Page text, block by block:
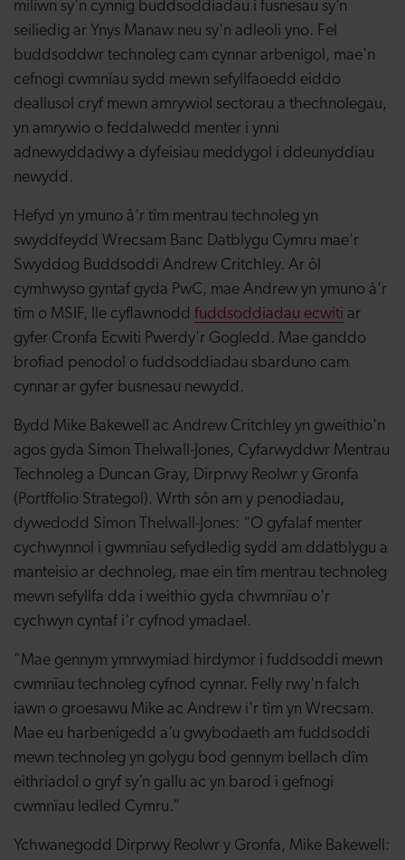
miliwn sy'n cynnig buddsoddiadau i fusnesau sy’n
seiliedig ar Ynys Manaw neu sy'n adleoli yno. Fel
buddsoddwr technoleg cam cynnar arbenigol, mae'n
cefnogi cwmnïau sydd mewn sefyllfaoedd eiddo
deallusol cryf mewn amrywiol sectorau a thechnolegau,
yn amrywio o feddalwedd menter i ynni
adnewyddadwy a dyfeisiau meddygol i ddeunyddiau
newydd.
Hefyd yn ymuno â'r tîm mentrau technoleg yn
swyddfeydd Wrecsam Banc Datblygu Cymru mae'r
Swyddog Buddsoddi Andrew Critchley. Ar ôl
cymhwyso gyntaf gyda PwC, mae Andrew yn ymuno â'r
tîm o MSIF, lle cyflawnodd fuddsoddiadau ecwiti ar
gyfer Cronfa Ecwiti Pwerdy'r Gogledd. Mae ganddo
brofiad penodol o fuddsoddiadau sbarduno cam
cynnar ar gyfer busnesau newydd.
Bydd Mike Bakewell ac Andrew Critchley yn gweithio'n
agos gyda Simon Thelwall-Jones, Cyfarwyddwr Mentrau
Technoleg a Duncan Gray, Dirprwy Reolwr y Gronfa
(Portffolio Strategol). Wrth sôn am y penodiadau,
dywedodd Simon Thelwall-Jones: “O gyfalaf menter
cychwynnol i gwmnïau sefydledig sydd am ddatblygu a
manteisio ar dechnoleg, mae ein tîm mentrau technoleg
mewn sefyllfa dda i weithio gyda chwmnïau o'r
cychwyn cyntaf i'r cyfnod ymadael.
"Mae gennym ymrwymiad hirdymor i fuddsoddi mewn
cwmnïau technoleg cyfnod cynnar. Felly rwy'n falch
iawn o groesawu Mike ac Andrew i'r tîm yn Wrecsam.
Mae eu harbenigedd a’u gwybodaeth am fuddsoddi
mewn technoleg yn golygu bod gennym bellach dîm
eithriadol o gryf sy’n gallu ac yn barod i gefnogi
cwmnïau ledled Cymru.”
Ychwanegodd Dirprwy Reolwr y Gronfa, Mike Bakewell: